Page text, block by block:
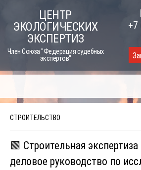
content
ЦЕНТР
ЭКОЛОГИЧЕСКИХ
ЭКСПЕРТИЗ
Член Союза "Федерация судебных
экспертов"
+7
СТРОИТЕЛЬСТВО
🟩 Строительная
деловое руководство по